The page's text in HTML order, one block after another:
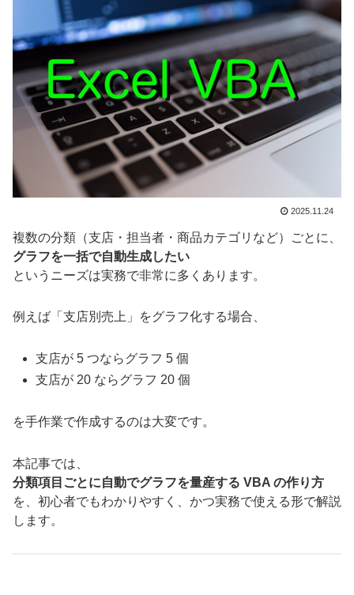
2025.11.24
複数の分類（支店・担当者・商品カテゴリなど）ごとに、
グラフを一括で自動生成したい
というニーズは実務で非常に多くあります。
例えば「支店別売上」をグラフ化する場合、
支店が 5 つならグラフ 5 個
支店が 20 ならグラフ 20 個
を手作業で作成するのは大変です。
本記事では、
分類項目ごとに自動でグラフを量産する VBA の作り方
を、初心者でもわかりやすく、かつ実務で使える形で解説
します。